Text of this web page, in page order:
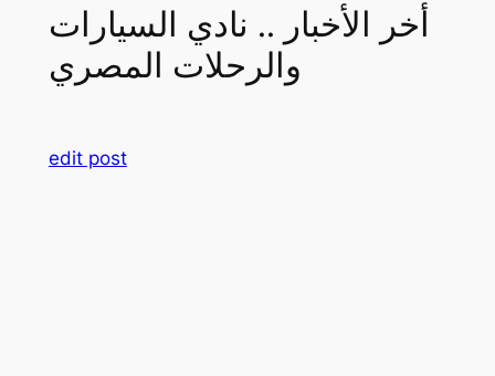
أخر الأخبار .. نادي السيارات
والرحلات المصري
edit post